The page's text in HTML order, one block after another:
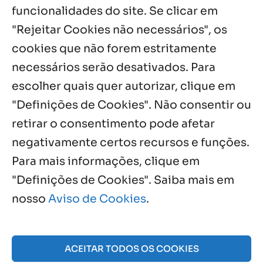
funcionalidades do site. Se clicar em
"Rejeitar Cookies não necessários", os
cookies que não forem estritamente
necessários serão desativados. Para
escolher quais quer autorizar, clique em
"Definições de Cookies". Não consentir ou
retirar o consentimento pode afetar
negativamente certos recursos e funções.
Para mais informações, clique em
"Definições de Cookies". Saiba mais em
nosso Aviso de Cookies.
ACEITAR TODOS OS COOKIES
Palavra de Vida (Agosto de 2026)
Notícias por Categoria
Próximos Eventos
Agosto, 2026